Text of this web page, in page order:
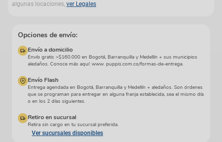
algunas locaciones, ver Legales
Opciones de envío:
Envío a domicilio
Envío gratis >$160.000 en Bogotá, Barranquilla y Medellín + sus municipios
aledaños. Conoce más aquí: www. puppis.com.co/formas-de-entrega.
Envío Flash
Entrega agendada en Bogotá, Barranquilla y Medellín + aledaños. Son órdenes
que se programan para entregar en alguna franja establecida, sea el mismo día
o en los 2 días siguientes.
Retiro en sucursal
Retira sin cargo en tu sucursal preferida.
Ver sucursales disponibles